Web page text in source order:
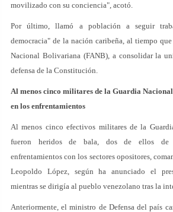
movilizado con su conciencia", acotó.
Por último, llamó a población a seguir
democracia" de la nación caribeña, al tiempo
Nacional Bolivariana (FANB), a consolidar la
defensa de la Constitución.
Al menos cinco militares de la Guardia
en los enfrentamientos
Al menos cinco efectivos militares de la
fueron heridos de bala, dos de ellos de
enfrentamientos con los sectores opositores,
Leopoldo López, según ha anunciado el
mientras se dirigía al pueblo venezolano tras la
Anteriormente, el ministro de Defensa del país